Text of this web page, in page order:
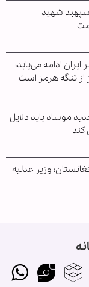
شهید
ادامه می‌یابد؛
از تنگه هرمز است
موساد باید دلایل
کند
وزیر عدلیه